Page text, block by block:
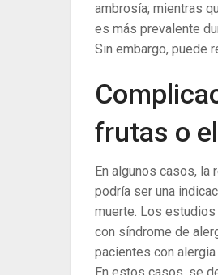
ambrosía; mientras
es más prevalente
Sin embargo, puede
frutas o
En algunos casos, la
podría ser una
muerte. Los
con síndrome de
pacientes con